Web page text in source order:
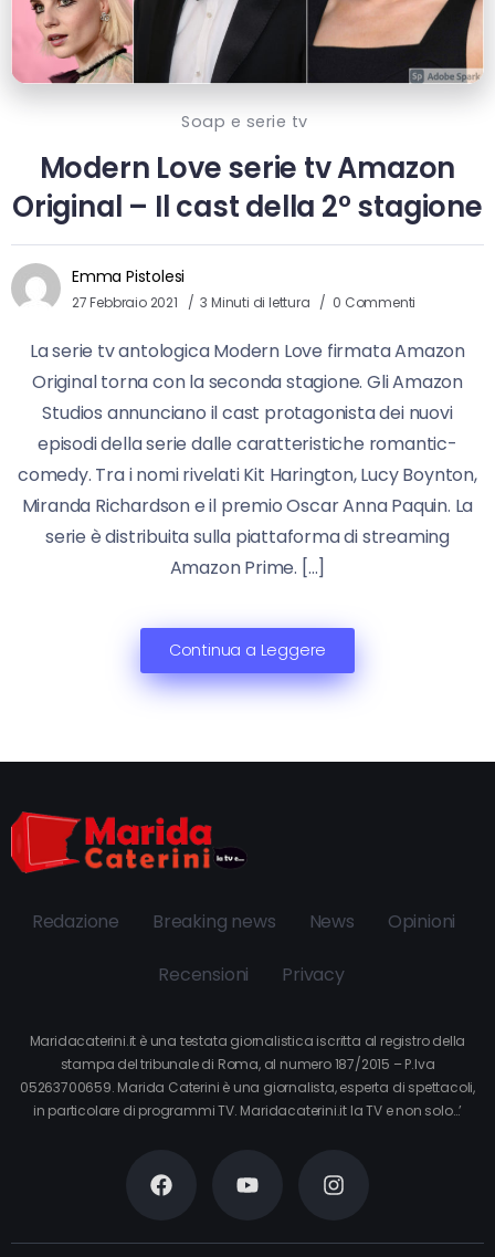
Soap e serie tv
Modern Love serie tv Amazon
Original – Il cast della 2° stagione
Emma Pistolesi
27 Febbraio 2021 3 Minuti di lettura 0 Commenti
La serie tv antologica Modern Love firmata Amazon
Original torna con la seconda stagione. Gli Amazon
Studios annunciano il cast protagonista dei nuovi
episodi della serie dalle caratteristiche romantic-
comedy. Tra i nomi rivelati Kit Harington, Lucy Boynton,
Miranda Richardson e il premio Oscar Anna Paquin. La
serie è distribuita sulla piattaforma di streaming
Amazon Prime. […]
Continua a Leggere
Redazione Breaking news News Opinioni
Recensioni Privacy
Maridacaterini.it è una testata giornalistica iscritta al registro della
stampa del tribunale di Roma, al numero 187/2015 – P.Iva
05263700659. Marida Caterini è una giornalista, esperta di spettacoli,
in particolare di programmi TV. Maridacaterini.it la TV e non solo…’